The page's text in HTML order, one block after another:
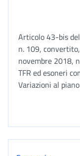
Articolo 43-bis
n. 109,
novembre 2018,
TFR ed esoneri
Variazioni al